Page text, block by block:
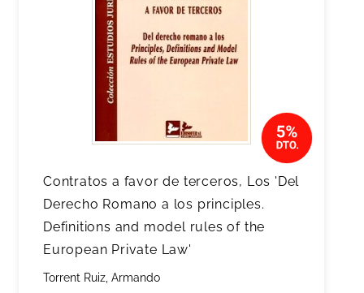
Contratos a favor de terceros, Los 'Del
Derecho Romano a los principles.
Definitions and model rules of the
European Private Law'
Torrent Ruiz, Armando